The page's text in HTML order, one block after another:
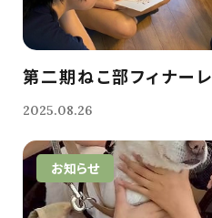
第二期ねこ部フィナーレ
2025.08.26
お知らせ